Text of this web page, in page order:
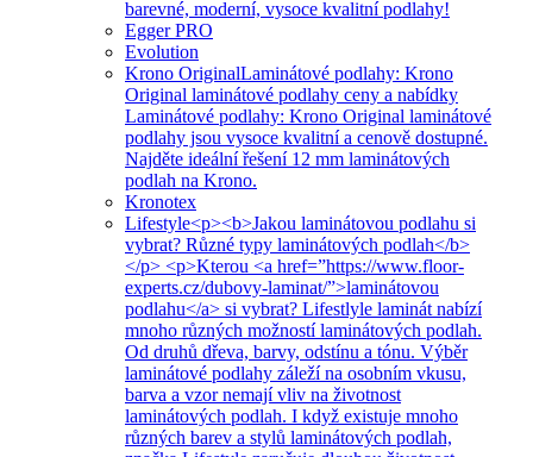
barevné, moderní, vysoce kvalitní podlahy!
Egger PRO
Evolution
Krono OriginalLaminátové podlahy: Krono
Original laminátové podlahy ceny a nabídky
Laminátové podlahy: Krono Original laminátové
podlahy jsou vysoce kvalitní a cenově dostupné.
Najděte ideální řešení 12 mm laminátových
podlah na Krono.
Kronotex
Lifestyle<p><b>Jakou laminátovou podlahu si
vybrat? Různé typy laminátových podlah</b>
</p> <p>Kterou <a href=”https://www.floor-
experts.cz/dubovy-laminat/”>laminátovou
podlahu</a> si vybrat? Lifestlyle laminát nabízí
mnoho různých možností laminátových podlah.
Od druhů dřeva, barvy, odstínu a tónu. Výběr
laminátové podlahy záleží na osobním vkusu,
barva a vzor nemají vliv na životnost
laminátových podlah. I když existuje mnoho
různých barev a stylů laminátových podlah,